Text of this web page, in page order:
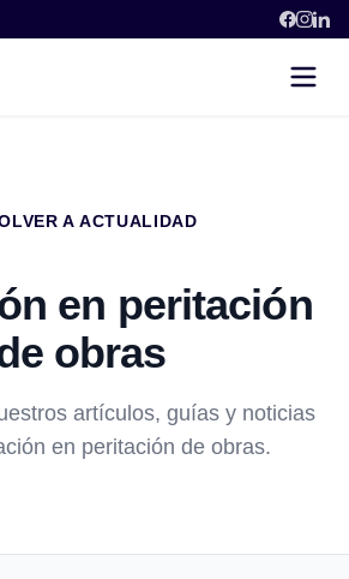
A ACTUALIDAD
en peritación
obras
artículos, guías y noticias
en peritación de obras.